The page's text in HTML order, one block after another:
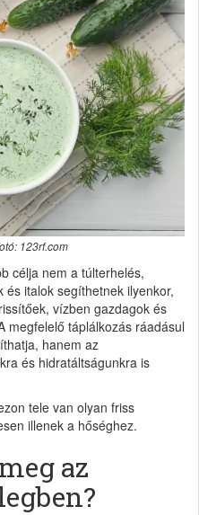
123rf.com
célja nem a túlterhelés,
italok segíthetnek ilyenkor,
vízben gazdagok és
megfelelő táplálkozás ráadásul
hanem az
és hidratáltságunkra is
tele van olyan friss
illenek a hőséghez.
az